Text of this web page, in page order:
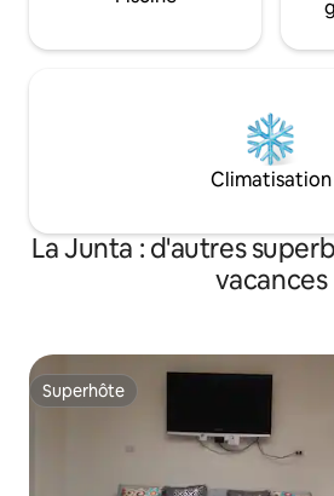
Climatisation
La Junta : d'autres
vacances
Superhôte
Superhôte